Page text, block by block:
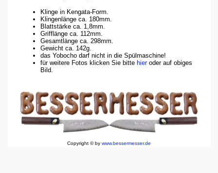
Klinge in Kengata-Form.
Klingenlänge ca. 180mm.
Blattstärke ca. 1,8mm.
Grifflänge ca. 112mm.
Gesamtlänge ca. 298mm.
Gewicht ca. 142g.
das Yobocho darf nicht in die Spülmaschine!
für weitere Fotos klicken Sie bitte hieroder auf obiges
Bild.
Copyright © by www.bessermesser.de